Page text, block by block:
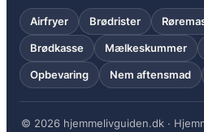
Airfryer Brødrister
Brødkasse Mælkeskummer
Opbevaring Nem aftensmad
© 2026 hjemmelivguiden.dk ·